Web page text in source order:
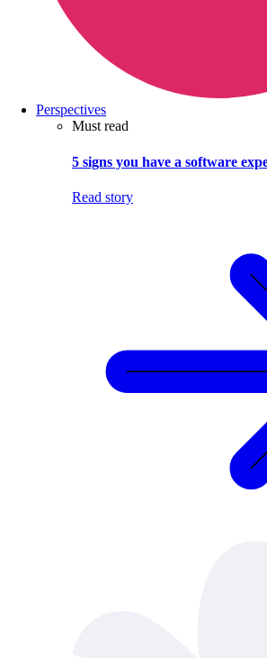
Perspectives
Must read
5 signs you have a software
Read story